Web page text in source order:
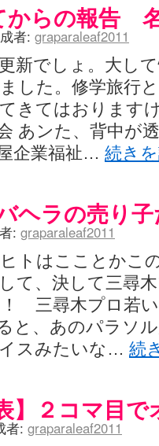
咲なま他
(11:53)
【SS】 (06:42)
キャラが台湾麻雀を打ったらど
化すると聞いての落書き
トマップ） (15:00)
た（2017年09月）
のために(咲さんが和ちゃんを招
巻表紙の舞台を発見しました
session 1 (13:01)
林先生の日記更新について考え
好き～ / ブログ名変更のお知らせ
ドラゴンズのドラフト指名を予想
子「…あっ分かった 恐らくそうい
ゲーム】セガのMJシリーズで2年
ろけそうな日 (15:31)
写 ☆告知☆オンライン上映会☆ 阿
菰沢中関連(江津・大田)の登場舞
/ 厄介な相手だよ！ あんたは……
リスマス！！そして…
(10:28)
います故
(13:19)
ドヤ顔に着目しながらまたまた読
からの報告
者: graparaleaf2011
新でしょ。大し
した。修学旅
きてはおります
あンた、背中が
企業福祉… 続き
ヘラの売り
: graparaleaf2011
トはこことかこ
て、決して三尋
三尋木プロ若
と、あのパラソ
スみたいな… 続
】２コマ目
者: graparaleaf2011